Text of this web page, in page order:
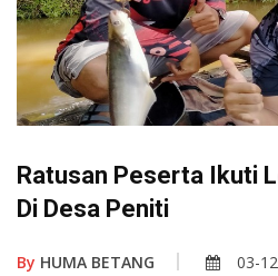
Ratusan Peserta Ikuti
Di Desa Peniti
By HUMA BETANG 03-